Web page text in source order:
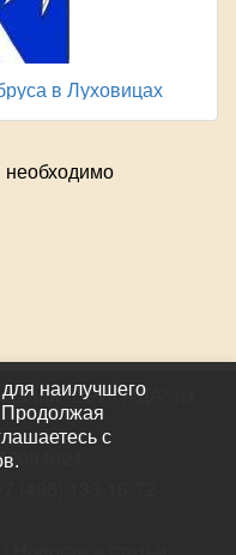
в Луховицах
"БРИГАДА"
наилучшего
Продолжая
с